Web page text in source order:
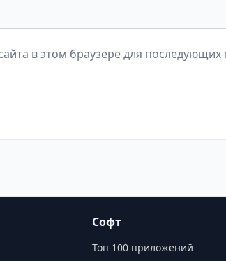
в этом браузере для
Софт
Топ 100 приложений